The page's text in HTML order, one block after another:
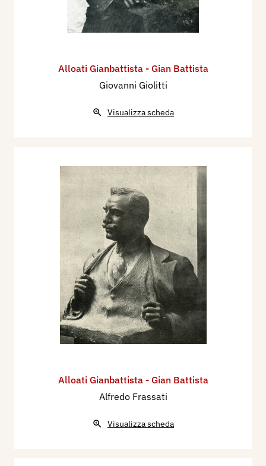
Alloati Gianbattista - Gian Battista
Giovanni Giolitti
Visualizza scheda
Alloati Gianbattista - Gian Battista
Alfredo Frassati
Visualizza scheda